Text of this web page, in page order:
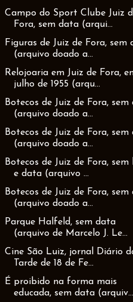
Campo do Sport Clube Juiz
Fora, sem data (arqui...
Figuras de Juiz de Fora, sem
(arquivo doado a...
Relojoaria em Juiz de Fora,
julho de 1955 (arqu...
Botecos de Juiz de Fora, sem
(arquivo doado a...
Botecos de Juiz de Fora, sem
(arquivo doado a...
Botecos de Juiz de Fora, sem
e data (arquivo ...
Botecos de Juiz de Fora, sem
(arquivo doado a...
Parque Halfeld, sem data
(arquivo de Marcelo J. Le...
Cine São Luiz, jornal Diário
Tarde de 18 de Fe...
É proibido na forma mais
educada, sem data (arquiv...